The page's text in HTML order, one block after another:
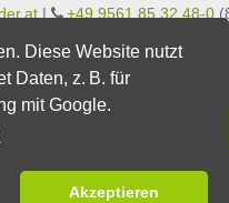
Diese Website nutzt
Daten, z. B. für
mit Google.
Akzeptieren
| +49 9561 85 32 48-0
Magnetbuttons